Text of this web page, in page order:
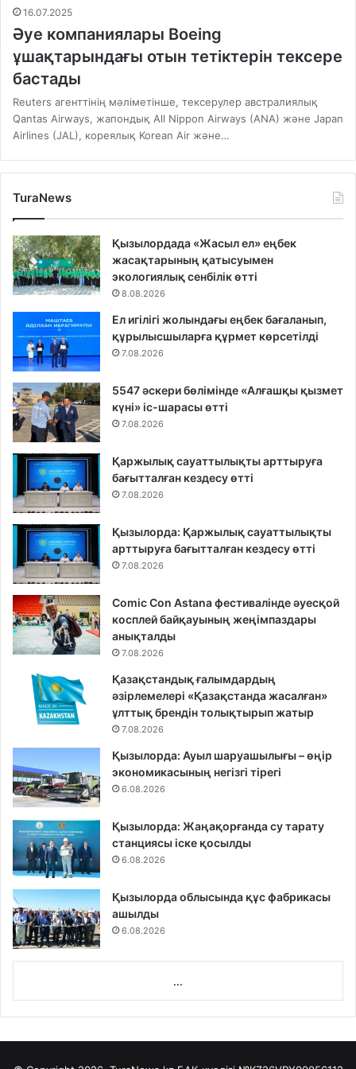
16.07.2025
Әуе компаниялары Boeing
ұшақтарындағы отын тетіктерін тексере
бастады
Reuters агенттінің мәліметінше, тексерулер австралиялық
Qantas Airways, жапондық All Nippon Airways (ANA) және Japan
Airlines (JAL), кореялық Korean Air және…
TuraNews
Қызылордада «Жасыл ел» еңбек
жасақтарының қатысуымен
экологиялық сенбілік өтті
8.08.2026
Ел игілігі жолындағы еңбек бағаланып,
құрылысшыларға құрмет көрсетілді
7.08.2026
5547 әскери бөлімінде «Алғашқы қызмет
күні» іс-шарасы өтті
7.08.2026
Қаржылық сауаттылықты арттыруға
бағытталған кездесу өтті
7.08.2026
Қызылорда: Қаржылық сауаттылықты
арттыруға бағытталған кездесу өтті
7.08.2026
Comic Con Astana фестивалінде әуесқой
косплей байқауының жеңімпаздары
анықталды
7.08.2026
Қазақстандық ғалымдардың
әзірлемелері «Қазақстанда жасалған»
ұлттық брендін толықтырып жатыр
7.08.2026
Қызылорда: Ауыл шаруашылығы – өңір
экономикасының негізгі тірегі
6.08.2026
Қызылорда: Жаңақорғанда су тарату
станциясы іске қосылды
6.08.2026
Қызылорда облысында құс фабрикасы
ашылды
6.08.2026
...